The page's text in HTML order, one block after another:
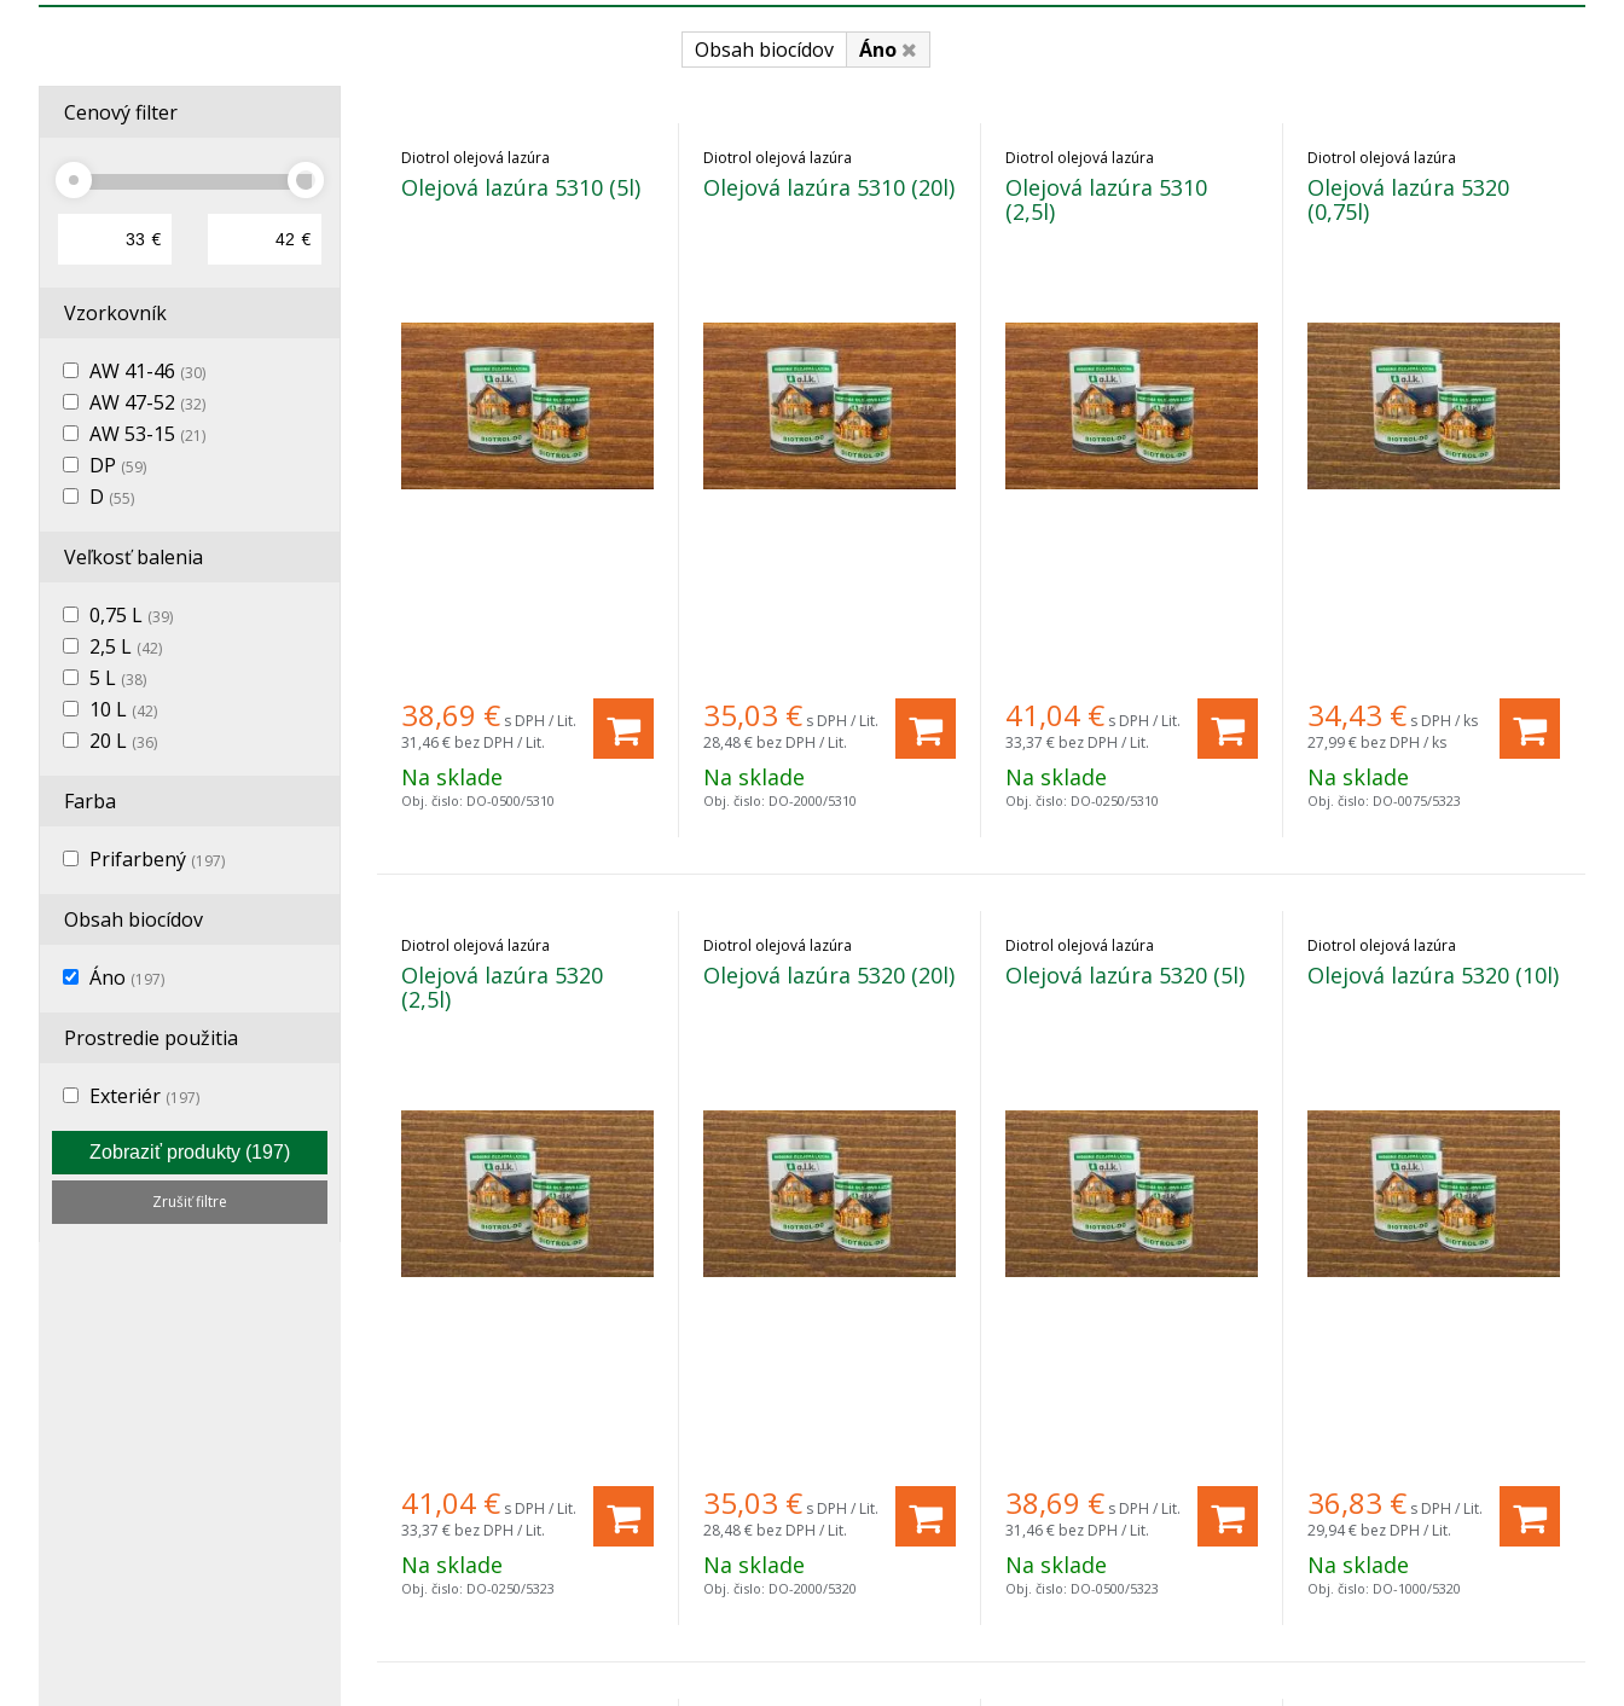
Obsah biocídov Áno
Cenový filter
€ €
Vzorkovník
AW 41-46 (30)
AW 47-52 (32)
AW 53-15 (21)
DP (59)
D (55)
Veľkosť balenia
0,75 L (39)
2,5 L (42)
5 L (38)
10 L (42)
20 L (36)
Farba
Prifarbený (197)
Obsah biocídov
Áno (197)
Prostredie použitia
Exteriér (197)
Zobraziť produkty (197)
Zrušiť filtre
Diotrol olejová lazúra
Olejová lazúra 5310 (5l)
38,69 € s DPH / Lit.
31,46 € bez DPH / Lit.
Na sklade
Obj. čislo: DO-0500/5310
Diotrol olejová lazúra
Olejová lazúra 5310 (20l)
35,03 € s DPH / Lit.
28,48 € bez DPH / Lit.
Na sklade
Obj. čislo: DO-2000/5310
Diotrol olejová lazúra
Olejová lazúra 5310
(2,5l)
41,04 € s DPH / Lit.
33,37 € bez DPH / Lit.
Na sklade
Obj. čislo: DO-0250/5310
Diotrol olejová lazúra
Olejová lazúra 5320
(0,75l)
34,43 € s DPH / ks
27,99 € bez DPH / ks
Na sklade
Obj. čislo: DO-0075/5323
Diotrol olejová lazúra
Olejová lazúra 5320
(2,5l)
41,04 € s DPH / Lit.
33,37 € bez DPH / Lit.
Na sklade
Obj. čislo: DO-0250/5323
Diotrol olejová lazúra
Olejová lazúra 5320 (20l)
35,03 € s DPH / Lit.
28,48 € bez DPH / Lit.
Na sklade
Obj. čislo: DO-2000/5320
Diotrol olejová lazúra
Olejová lazúra 5320 (5l)
38,69 € s DPH / Lit.
31,46 € bez DPH / Lit.
Na sklade
Obj. čislo: DO-0500/5323
Diotrol olejová lazúra
Olejová lazúra 5320 (10l)
36,83 € s DPH / Lit.
29,94 € bez DPH / Lit.
Na sklade
Obj. čislo: DO-1000/5320